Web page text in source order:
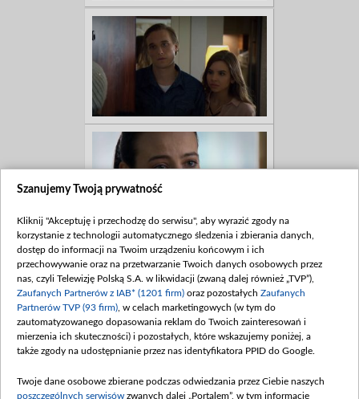
Szanujemy Twoją prywatność
Kliknij "Akceptuję i przechodzę do serwisu", aby wyrazić zgody na
korzystanie z technologii automatycznego śledzenia i zbierania danych,
dostęp do informacji na Twoim urządzeniu końcowym i ich
przechowywanie oraz na przetwarzanie Twoich danych osobowych przez
nas, czyli Telewizję Polską S.A. w likwidacji (zwaną dalej również „TVP”),
Zaufanych Partnerów z IAB* (1201 firm) oraz pozostałych Zaufanych
Partnerów TVP (93 firm) , w celach marketingowych (w tym do
zautomatyzowanego dopasowania reklam do Twoich zainteresowań i
mierzenia ich skuteczności) i pozostałych, które wskazujemy poniżej, a
także zgody na udostępnianie przez nas identyfikatora PPID do Google.
Twoje dane osobowe zbierane podczas odwiedzania przez Ciebie naszych
poszczególnych serwisów zwanych dalej „Portalem”, w tym informacje